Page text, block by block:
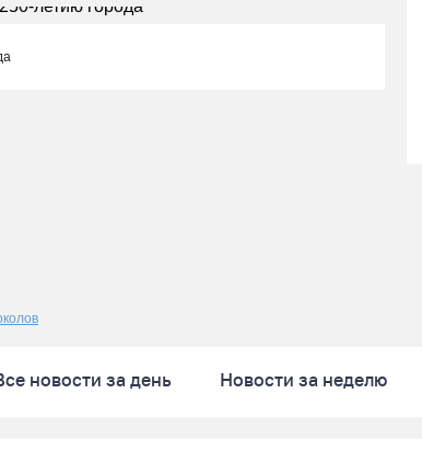
новости за день Новости за неделю